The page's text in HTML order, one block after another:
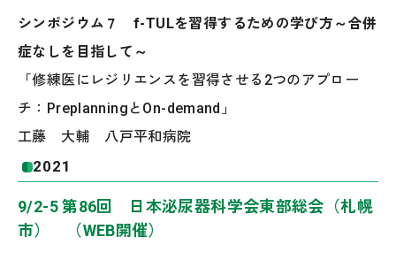
シンポジウム７ f-TULを習得するための学び方～合併
症なしを目指して～
「修練医にレジリエンスを習得させる2つのアプロー
チ：PreplanningとOn-demand」
工藤 大輔 八戸平和病院
2021
9/2-5 第86回 日本泌尿器科学会東部総会（札幌
市） （WEB開催）